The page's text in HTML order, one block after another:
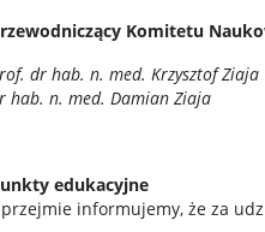
Komitetu
dr hab. n. med. Krzysztof Ziaja
hab. n. med. Damian Ziaja
edukacyjne
informujemy, że za